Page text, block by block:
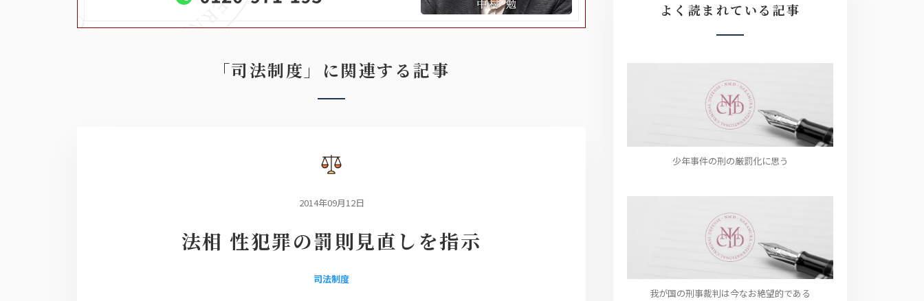
「司法制度」に関連する記事
2014年09月12日
法相 性犯罪の罰則見直しを指示
司法制度
よく読まれている記事
少年事件の刑の厳罰化に思う
我が国の刑事裁判は今なお絶望的である